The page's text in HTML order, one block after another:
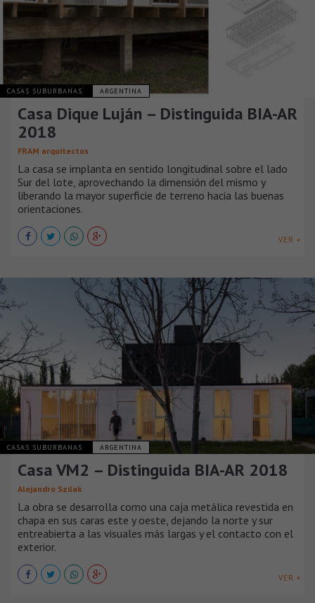
CASAS SUBURBANAS ARGENTINA
Casa Dique Luján – Distinguida BIA-AR
2018
FRAM arquitectos
La casa se implanta en sentido longitudinal sobre el lado
Sur del lote, aprovechando la dimensión del mismo y
liberando la mayor superficie de terreno hacia las buenas
orientaciones.
VER +
CASAS SUBURBANAS ARGENTINA
Casa VM2 – Distinguida BIA-AR 2018
Alejandro Szilak
La obra se desarrolla como una caja metálica revestida en
chapa en sus caras este y oeste, dejando la norte y sur
entreabierta a las visuales más largas y el contacto con el
exterior.
VER +